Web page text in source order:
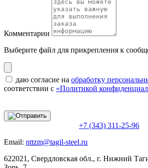
Комментарии
Выберите файл для прикрепления к
даю согласие на обработку
соответствии с «Политикой
+7 (343) 311-25-96
Email: nttzm@tagil-steel.ru
622021, Свердловская обл., г. Нижний